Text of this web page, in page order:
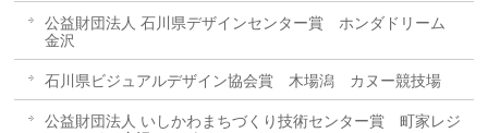
公益財団法人 石川県デザインセンター賞 ホンダドリーム
金沢
石川県ビジュアルデザイン協会賞 木場潟 カヌー競技場
公益財団法人 いしかわまちづくり技術センター賞 町家レジ